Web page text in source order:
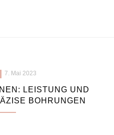
7. Mai 2023
LEISTUNG UND
BOHRUNGEN